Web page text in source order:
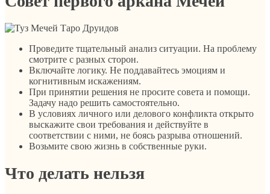
Проведите тщательный анализ ситуации. На проблему
смотрите с разных сторон.
Включайте логику. Не поддавайтесь эмоциям и
когнитивным искажениям.
При принятии решения не просите совета и помощи.
Задачу надо решить самостоятельно.
В условиях личного или делового конфликта открыто
выскажите свои требования и действуйте в
соответствии с ними, не боясь разрыва отношений.
Возьмите свою жизнь в собственные руки.
Что делать нельзя